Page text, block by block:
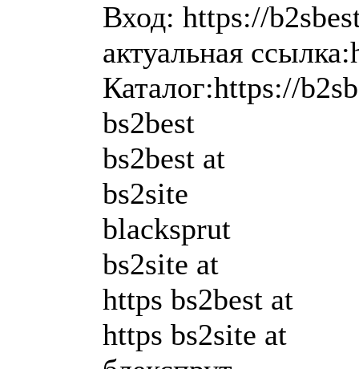
Вход: https://
актуальная
Каталог:https://
bs2best
bs2best at
bs2site
blacksprut
bs2site at
https bs2best at
https bs2site at